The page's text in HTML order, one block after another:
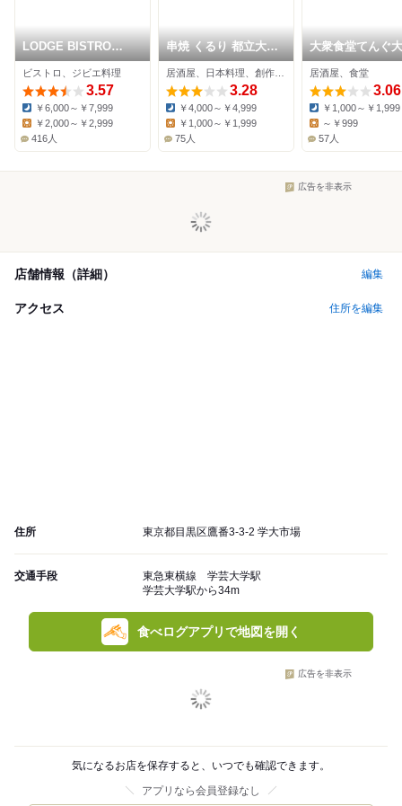
LODGE BISTRO
SARU
ビストロ、ジビエ料理
3.57
Dinner:
￥6,000～￥7,999
￥2,000～￥2,999
416人
串焼 くるり 都立大学
店
3.28
Dinner:
￥4,000～￥4,999
Lunch:
￥1,000～￥1,999
75人
大衆食堂てんぐ
ル 学芸大学駅前
居酒屋、食堂
3.06
Dinner:
￥1,000～￥1,999
Lunch:
～￥999
57人
広告を非表示
店舗情報（詳細） 編集
アクセス 住所を編集
住所 東京都目黒区鷹番3-3-2 学大市場
交通手段
東急東横線 学芸大学駅
学芸大学駅から34m
食べログアプリで地図を開く
広告を非表示
気になるお店を保存すると、いつでも確認できます。
アプリなら会員登録なし